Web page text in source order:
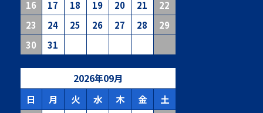
16
17 18 19 20 21
22
23
24 25 26 27 28
29
30
31
2026年09月
日
月 火 水 木 金 土